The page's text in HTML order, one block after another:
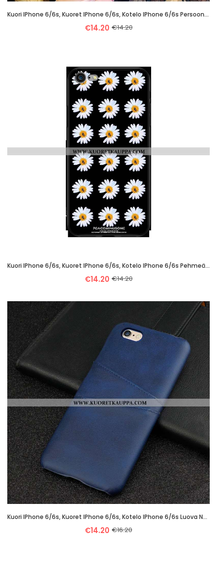
Kuori IPhone 6/6s, Kuoret IPhone 6/6s, Kotelo IPhone 6/6s Persoonallisuus Luova Puhelimen Pehmeä Nes
€14.20 €14.20
Kuori IPhone 6/6s, Kuoret IPhone 6/6s, Kotelo IPhone 6/6s Pehmeä Neste Päivänkakkara Musta Mustat
€14.20 €14.20
Kuori IPhone 6/6s, Kuoret IPhone 6/6s, Kotelo IPhone 6/6s Luova Näytönsuojus Sininen Puhelimen Uusi
€14.20 €16.20